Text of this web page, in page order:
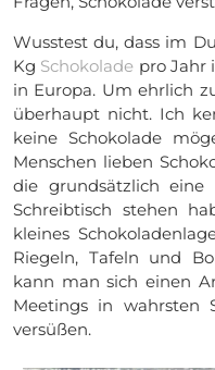
Wusstest du, dass im
Kg Schokolade pro Jahr
in Europa. Um ehrlich
überhaupt nicht. Ich
keine Schokolade
Menschen lieben
die grundsätzlich eine
Schreibtisch stehen
kleines
Riegeln, Tafeln und
kann man sich einen
Meetings in wahrsten
versüßen.